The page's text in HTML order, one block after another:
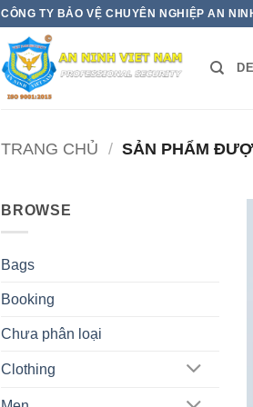
CÔNG TY BẢO VỆ CHUYÊN NGHIỆP AN
TRANG CHỦ / SẢN PHẨM
BROWSE
Bags
Booking
Chưa phân loại
Clothing